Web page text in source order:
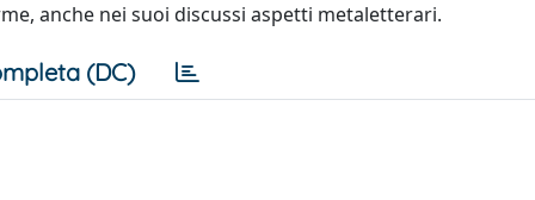
anche nei suoi discussi aspetti metaletterari.
(DC)